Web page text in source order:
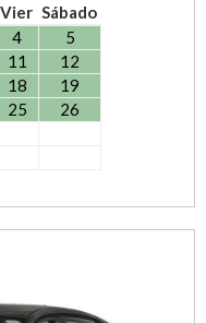
Vier Sábado
4
5
11
12
18
19
25
26